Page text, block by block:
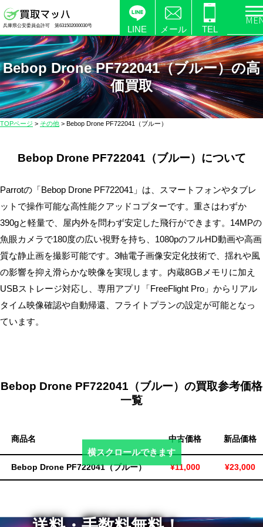
製
品
の
高
価
買
ら
取
マ
ッ
ハ】
料
無
料・
ス
込！
兵庫県公安委員会許可 第631502000030号 LINE メール TEL
Bebop Drone PF722041（ブルー）の高
価買取
TOPページ > その他 > Bebop Drone PF722041（ブルー）
Bebop Drone PF722041（ブルー）について
Parrotの「Bebop Drone PF722041」は、スマートフォンやタブレ
ットで操作可能な高性能クアッドコプターです。重さはわずか
390gと軽量で、屋内外を問わず安定した飛行ができます。14MPの
魚眼カメラで180度の広い視野を持ち、1080pのフルHD動画や高画
質な静止画を撮影可能です。3軸電子画像安定化技術で、揺れや風
の影響を抑え滑らかな映像を実現します。内蔵8GBメモリに加え
USBストレージ対応し、専用アプリ「FreeFlight Pro」からリアル
タイム映像確認や自動帰還、フライトプランの設定が可能となっ
ています。
Bebop Drone PF722041（ブルー）の買取参考価格
一覧
商品名 中古価格 新品価格
Bebop Drone PF722041（ブルー） ¥11,000 ¥23,000
横スクロールできます